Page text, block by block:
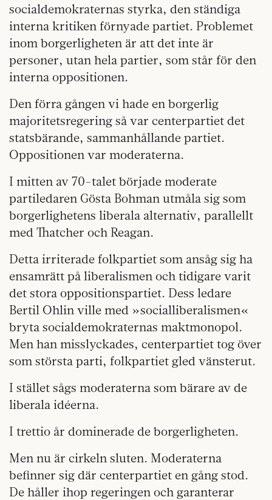
socialdemokraternas styrka, den ständiga
interna kritiken förnyade partiet. Problemet
inom borgerligheten är att det inte är
personer, utan hela partier, som står för den
interna oppositionen.
Den förra gången vi hade en borgerlig
majoritetsregering så var centerpartiet det
statsbärande, sammanhållande partiet.
Oppositionen var moderaterna.
I mitten av 70-talet började moderate
partiledaren Gösta Bohman utmåla sig som
borgerlighetens liberala alternativ, parallellt
med Thatcher och Reagan.
Detta irriterade folkpartiet som ansåg sig ha
ensamrätt på liberalismen och tidigare varit
det stora oppositionspartiet. Dess ledare
Bertil Ohlin ville med »socialliberalismen«
bryta socialdemokraternas maktmonopol.
Men han misslyckades, centerpartiet tog över
som största parti, folkpartiet gled vänsterut.
I stället sågs moderaterna som bärare av de
liberala idéerna.
I trettio år dominerade de borgerligheten.
Men nu är cirkeln sluten. Moderaterna
befinner sig där centerpartiet en gång stod.
De håller ihop regeringen och garanterar